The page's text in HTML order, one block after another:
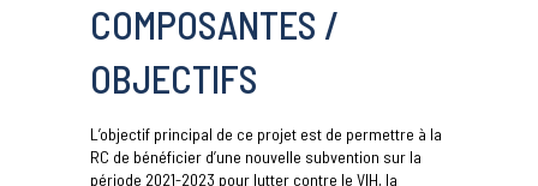
COMPOSANTES /
OBJECTIFS
L’objectif principal de ce projet est de permettre à la
RC de bénéficier d’une nouvelle subvention sur la
période 2021-2023 pour lutter contre le VIH, la